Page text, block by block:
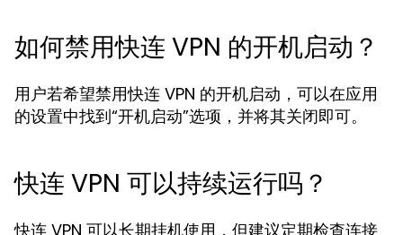
如何禁用快连 VPN 的开机启动？
用户若希望禁用快连 VPN 的开机启动，可以在应用
的设置中找到“开机启动”选项，并将其关闭即可。
快连 VPN 可以持续运行吗？
快连 VPN 可以长期挂机使用，但建议定期检查连接